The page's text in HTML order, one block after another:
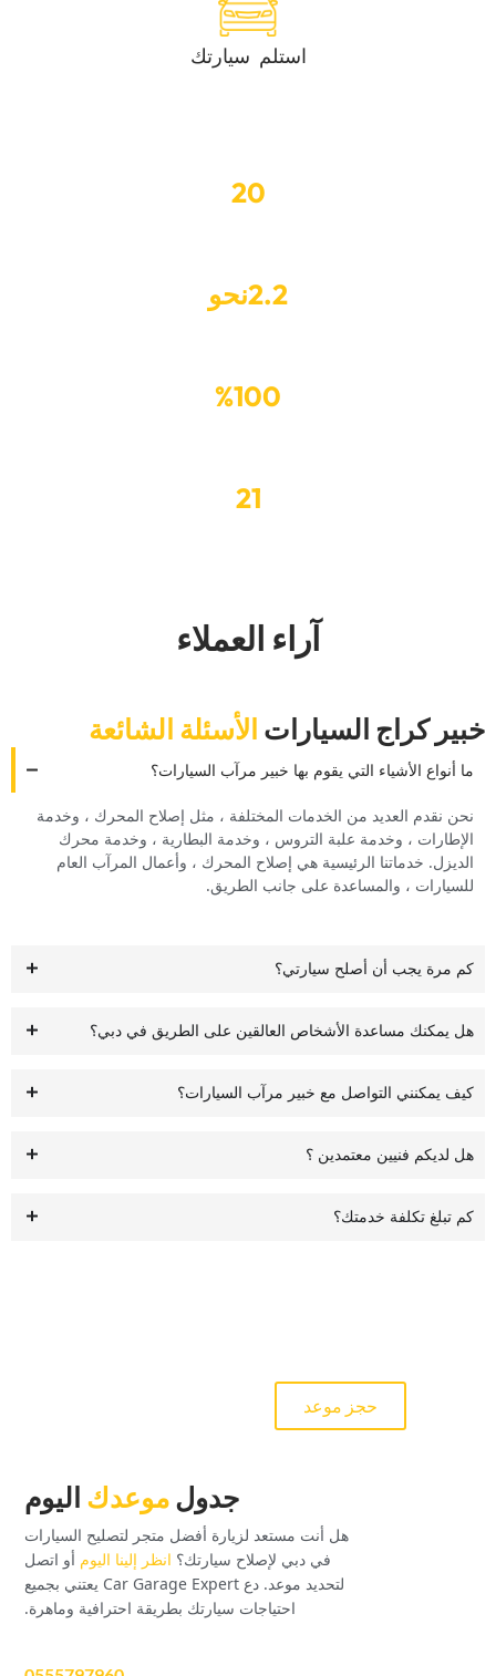
‏استلم ‏ ‏سيارتك‏
20
2.2‏نحو‏
100
%
21
‏آراء العملاء‏
خبير كراج السيارات ‏الأسئلة الشائعة‏
‏ما أنواع الأشياء التي يقوم بها خبير مرآب السيارات؟‏
‏نحن نقدم العديد من الخدمات المختلفة ، مثل إصلاح المحرك ، وخدمة
الإطارات ، وخدمة علبة التروس ، وخدمة البطارية ، وخدمة محرك
الديزل.‏ ‏خدماتنا الرئيسية هي إصلاح المحرك ، وأعمال المرآب العام
للسيارات ، والمساعدة على جانب الطريق.‏
‏كم مرة يجب أن أصلح سيارتي؟‏
‏هل يمكنك مساعدة الأشخاص العالقين على الطريق في دبي؟‏
‏كيف يمكنني التواصل مع خبير مرآب السيارات؟‏
‏هل لديكم فنيين معتمدين ؟‏
‏كم تبلغ تكلفة خدمتك؟‏
‏حجز موعد‏
‏جدول‏‏موعدك‏ ‏اليوم‏
‏هل أنت مستعد لزيارة أفضل متجر لتصليح السيارات
في دبي لإصلاح سيارتك؟ ‏ ‏انظر إلينا اليوم‏ ‏ أو اتصل
لتحديد موعد.‏ ‏دع Car Garage Expert يعتني بجميع
احتياجات سيارتك بطريقة احترافية وماهرة.‏